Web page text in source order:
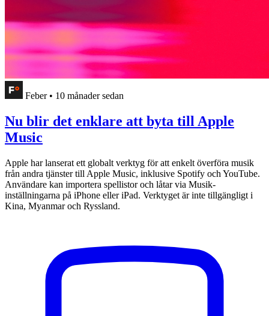
Feber • 10 månader sedan
Nu blir det enklare att byta till Apple
Music
Apple har lanserat ett globalt verktyg för att enkelt överföra musik
från andra tjänster till Apple Music, inklusive Spotify och YouTube.
Användare kan importera spellistor och låtar via Musik-
inställningarna på iPhone eller iPad. Verktyget är inte tillgängligt i
Kina, Myanmar och Ryssland.